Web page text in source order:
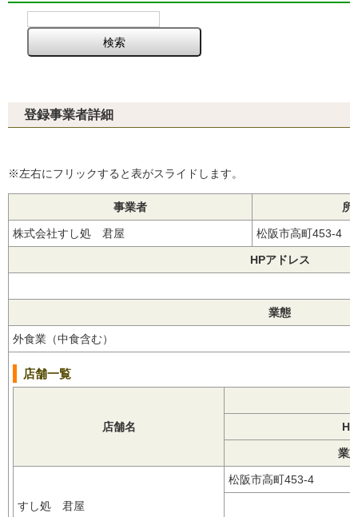
登録事業者詳細
※左右にフリックすると表がスライドします。
事業者 所
株式会社すし処 君屋 松阪市高町453-4
HPアドレス
業態
外食業（中食含む）
店舗一覧
店舗名
業
すし処 君屋
松阪市高町453-4